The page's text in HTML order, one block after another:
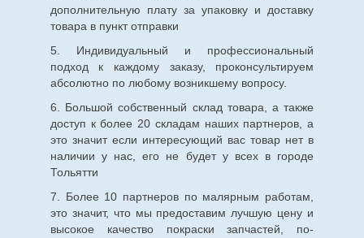
дополнительную плату за упаковку и доставку
товара в пункт отправки
5. Индивидуальный и профессиональный
подход к каждому заказу, проконсультируем
абсолютно по любому возникшему вопросу.
6. Большой собственный склад товара, а также
доступ к более 20 складам наших партнеров, а
это значит если интересующий вас товар нет в
наличии у нас, его не будет у всех в городе
Тольятти
7. Более 10 партнеров по малярным работам,
это значит, что мы предоставим лучшую цену и
высокое качество покраски запчастей, по-